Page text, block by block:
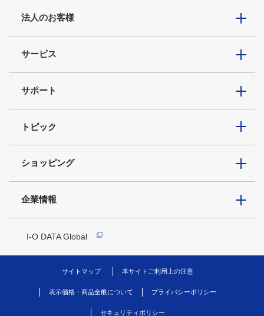
法人のお客様
サービス
サポート
トピック
ショッピング
企業情報
I-O DATA Global
サイトマップ 本サイトご利用上の注意
表示価格・商品全般について プライバシーポリシー
セキュリティポリシー